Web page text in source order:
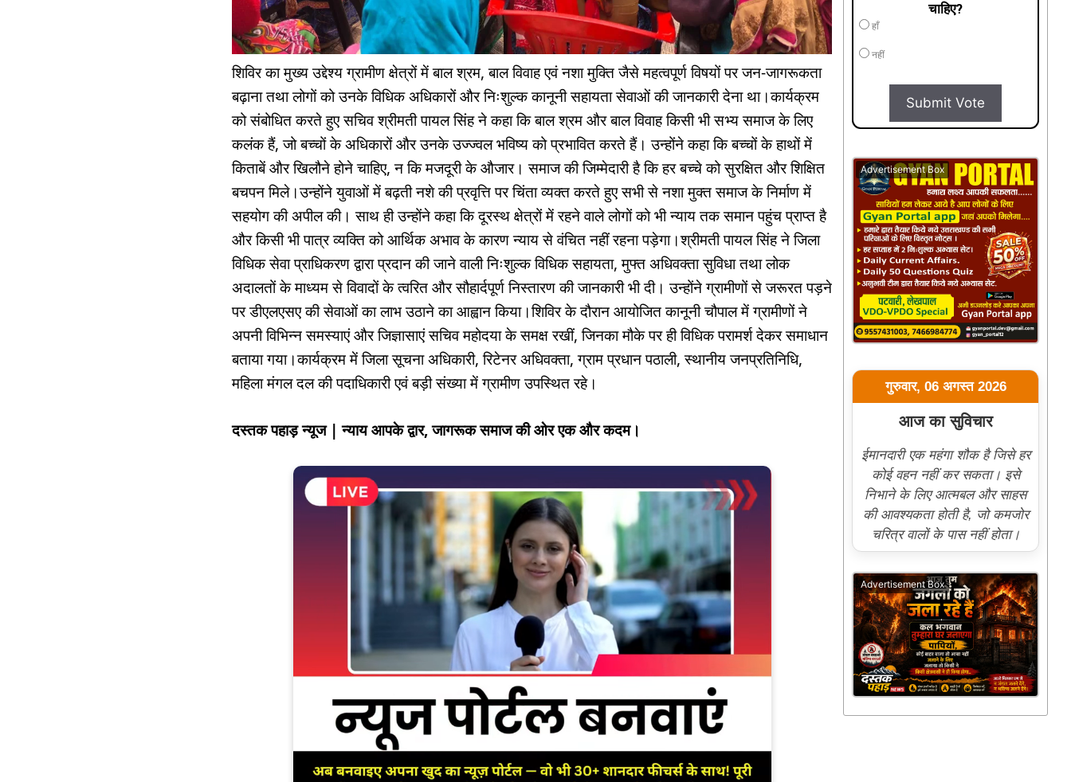
शिविर का मुख्य उद्देश्य ग्रामीण क्षेत्रों में बाल श्रम, बाल विवाह एवं नशा मुक्ति जैसे महत्वपूर्ण विषयों पर जन-जागरूकता
बढ़ाना तथा लोगों को उनके विधिक अधिकारों और निःशुल्क कानूनी सहायता सेवाओं की जानकारी देना था।कार्यक्रम
को संबोधित करते हुए सचिव श्रीमती पायल सिंह ने कहा कि बाल श्रम और बाल विवाह किसी भी सभ्य समाज के लिए
कलंक हैं, जो बच्चों के अधिकारों और उनके उज्ज्वल भविष्य को प्रभावित करते हैं। उन्होंने कहा कि बच्चों के हाथों में
किताबें और खिलौने होने चाहिए, न कि मजदूरी के औजार। समाज की जिम्मेदारी है कि हर बच्चे को सुरक्षित और शिक्षित
बचपन मिले।उन्होंने युवाओं में बढ़ती नशे की प्रवृत्ति पर चिंता व्यक्त करते हुए सभी से नशा मुक्त समाज के निर्माण में
सहयोग की अपील की। साथ ही उन्होंने कहा कि दूरस्थ क्षेत्रों में रहने वाले लोगों को भी न्याय तक समान पहुंच प्राप्त है
और किसी भी पात्र व्यक्ति को आर्थिक अभाव के कारण न्याय से वंचित नहीं रहना पड़ेगा।श्रीमती पायल सिंह ने जिला
विधिक सेवा प्राधिकरण द्वारा प्रदान की जाने वाली निःशुल्क विधिक सहायता, मुफ्त अधिवक्ता सुविधा तथा लोक
अदालतों के माध्यम से विवादों के त्वरित और सौहार्दपूर्ण निस्तारण की जानकारी भी दी। उन्होंने ग्रामीणों से जरूरत पड़ने
पर डीएलएसए की सेवाओं का लाभ उठाने का आह्वान किया।शिविर के दौरान आयोजित कानूनी चौपाल में ग्रामीणों ने
अपनी विभिन्न समस्याएं और जिज्ञासाएं सचिव महोदया के समक्ष रखीं, जिनका मौके पर ही विधिक परामर्श देकर समाधान
बताया गया।कार्यक्रम में जिला सूचना अधिकारी, रिटेनर अधिवक्ता, ग्राम प्रधान पठाली, स्थानीय जनप्रतिनिधि,
महिला मंगल दल की पदाधिकारी एवं बड़ी संख्या में ग्रामीण उपस्थित रहे।
दस्तक पहाड़ न्यूज | न्याय आपके द्वार, जागरूक समाज की ओर एक और कदम।
चाहिए?
हाँ
नहीं
Submit Vote
Advertisement Box
गुरुवार, 06 अगस्त 2026
आज का सुविचार
ईमानदारी एक महंगा शौक है जिसे हर
कोई वहन नहीं कर सकता। इसे
निभाने के लिए आत्मबल और साहस
की आवश्यकता होती है, जो कमजोर
चरित्र वालों के पास नहीं होता।
Advertisement Box